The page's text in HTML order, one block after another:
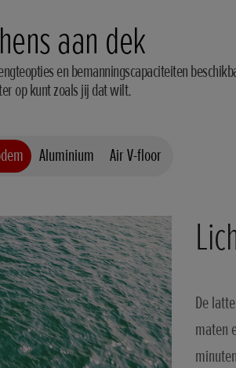
aan dek
en bemanningscapaciteiten
op kunt zoals jij dat wilt.
Aluminium Air V-floor
De
maten